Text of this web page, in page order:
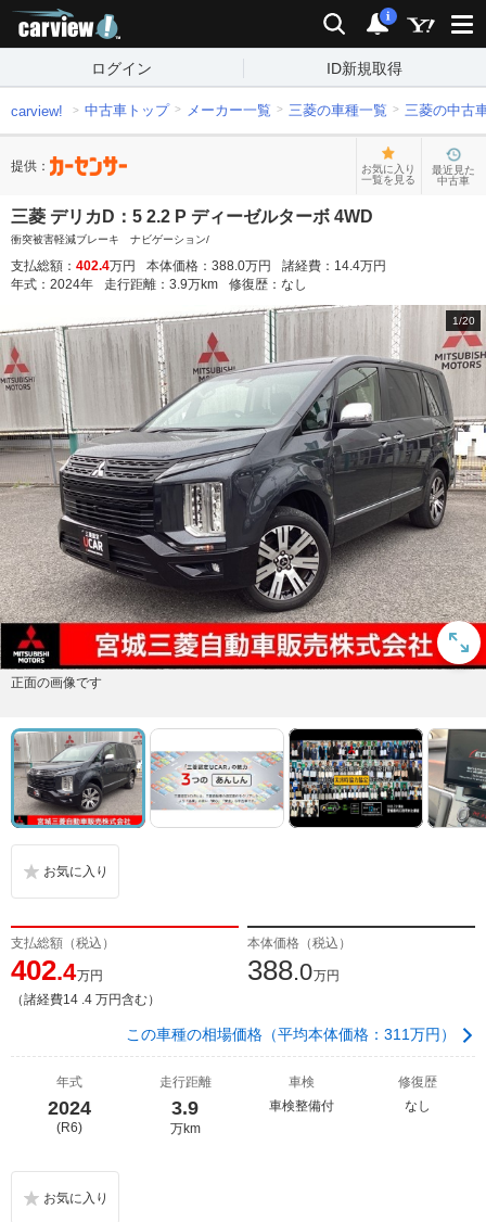
検索 通知
i
ログイン ID新規取得
carview! 中古車トップ メーカー一覧 三菱の車種一覧 三菱の中古
提供：
お気に入り
一覧を見る
最近見た
中古車
三菱 デリカD：5 2.2 P ディーゼルターボ 4WD
衝突被害軽減ブレーキ ナビゲーション/
支払総額： 402.4万円 本体価格： 388.0万円 諸経費： 14.4万円
年式： 2024年 走行距離： 3.9万km 修復歴： なし
1/20
正面の画像です
支払総額（税込）
402.4万円
（諸経費14 .4 万円含む）
本体価格（税込）
388.0万円
この車種の相場価格（平均本体価格：311万円）
年式
2024
(R6)
走行距離
3.9
万km
車検
車検整備付
修復歴
なし